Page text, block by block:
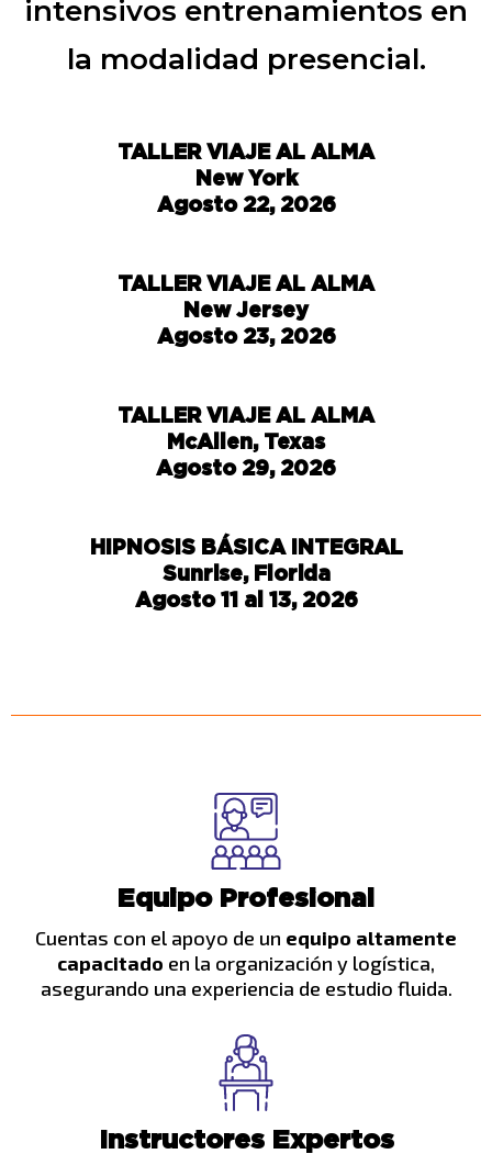
intensivos entrenamientos en
la modalidad presencial.
TALLER VIAJE AL ALMA
New York
Agosto 22, 2026
TALLER VIAJE AL ALMA
New Jersey
Agosto 23, 2026
TALLER VIAJE AL ALMA
McAllen, Texas
Agosto 29, 2026
HIPNOSIS BÁSICA INTEGRAL
Sunrise, Florida
Agosto 11 al 13, 2026
Equipo Profesional
Cuentas con el apoyo de un equipo altamente
capacitado en la organización y logística,
asegurando una experiencia de estudio fluida.
Instructores Expertos